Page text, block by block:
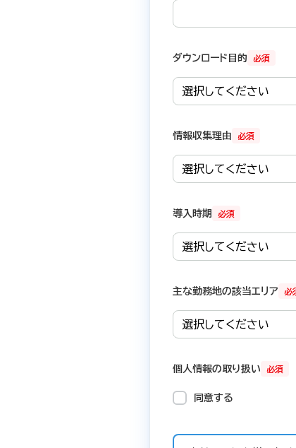
必須
ダウンロード目的
必須
情報収集理由
必須
導入時期
必
主な勤務地の該当エリア
必須
個人情報の取り扱い
同意する